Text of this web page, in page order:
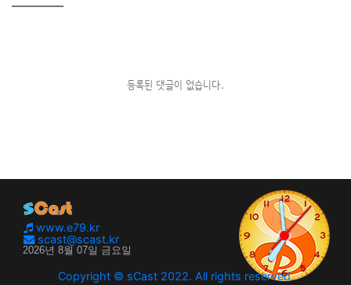
등록된 댓글이 없습니다.
www.e79.kr
scast@scast.kr
Copyright © sCast 2022. All rights reserved.